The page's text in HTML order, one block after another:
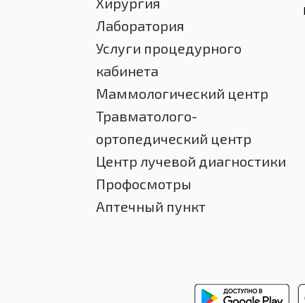
Лаборатория
Услуги процедурного
кабинета
Маммологический центр
Травматолого-
ортопедический центр
Центр лучевой диагностики
Профосмотры
Аптечный пункт